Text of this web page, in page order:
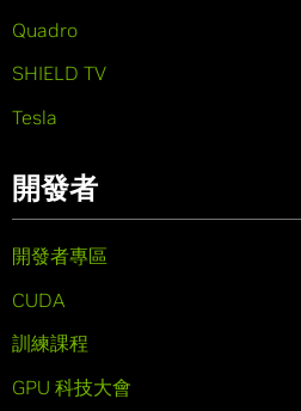
Quadro
SHIELD TV
Tesla
開發者
開發者專區
CUDA
訓練課程
GPU 科技大會